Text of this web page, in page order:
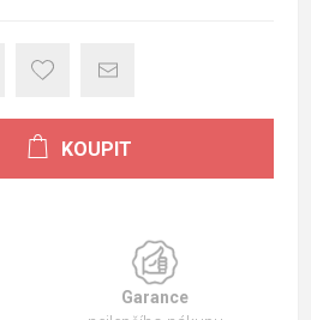
KOUPIT
Garance